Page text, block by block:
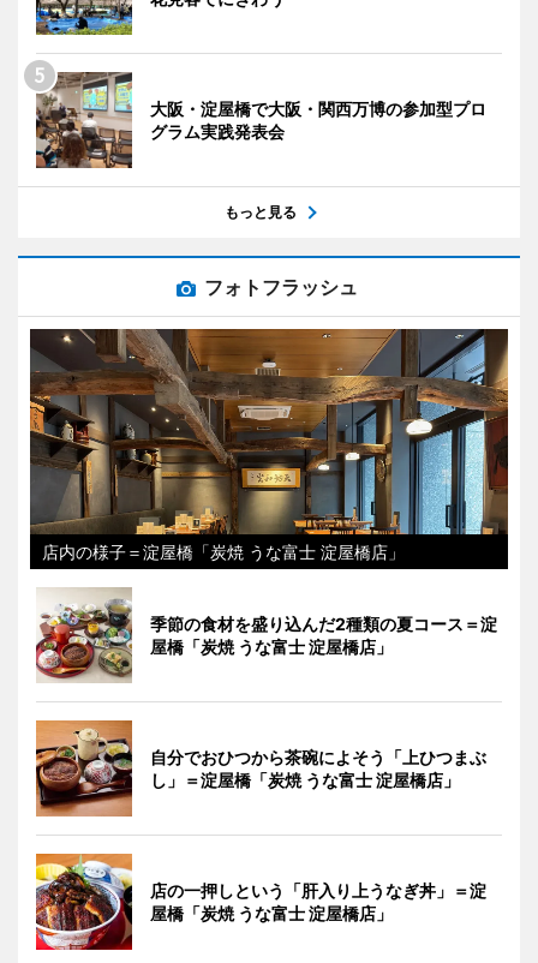
大阪・淀屋橋で大阪・関西万博の参加型プロ
グラム実践発表会
もっと見る
フォトフラッシュ
店内の様子＝淀屋橋「炭焼 うな富士 淀屋橋店」
季節の食材を盛り込んだ2種類の夏コース＝淀
屋橋「炭焼 うな富士 淀屋橋店」
自分でおひつから茶碗によそう「上ひつまぶ
し」＝淀屋橋「炭焼 うな富士 淀屋橋店」
店の一押しという「肝入り上うなぎ丼」＝淀
屋橋「炭焼 うな富士 淀屋橋店」